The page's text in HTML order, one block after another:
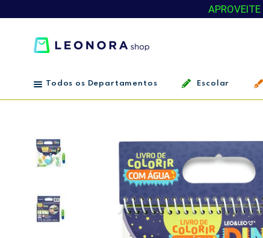
APROVEITE
Todos os Departamentos Escolar